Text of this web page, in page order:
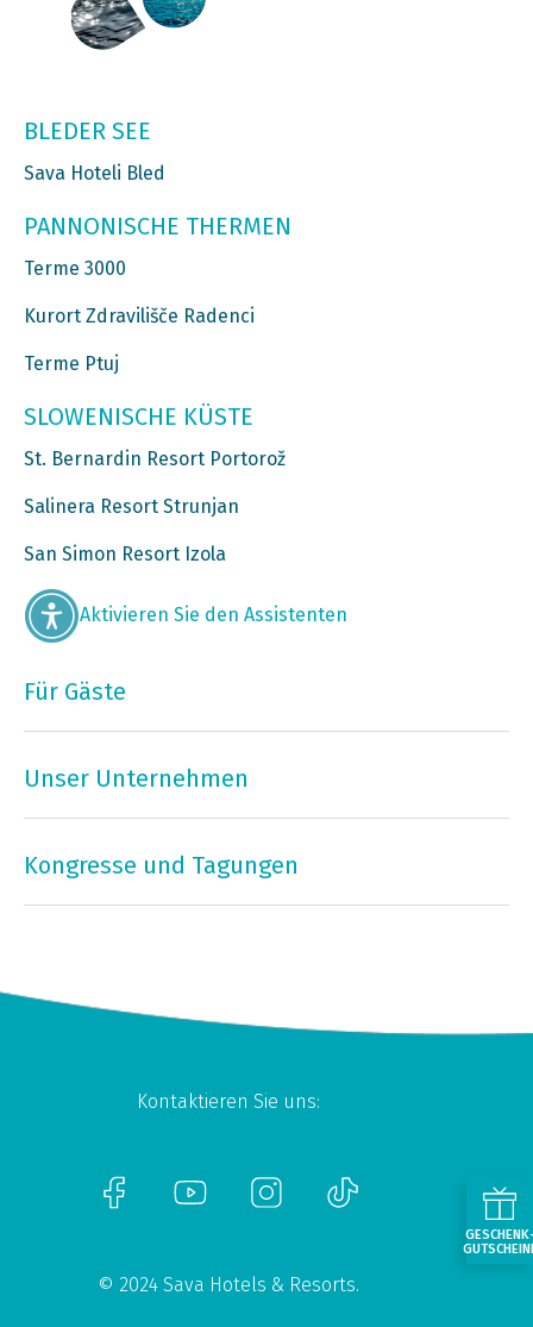
BLEDER SEE
Sava Hoteli Bled
PANNONISCHE THERMEN
Terme 3000
Kurort Zdravilišče Radenci
Terme Ptuj
SLOWENISCHE KÜSTE
St. Bernardin Resort Portorož
Salinera Resort Strunjan
San Simon Resort Izola
Aktivieren Sie den Assistenten
Für Gäste
Unser Unternehmen
Kongresse und Tagungen
Kontaktieren Sie uns:
© 2024 Sava Hotels & Resorts.